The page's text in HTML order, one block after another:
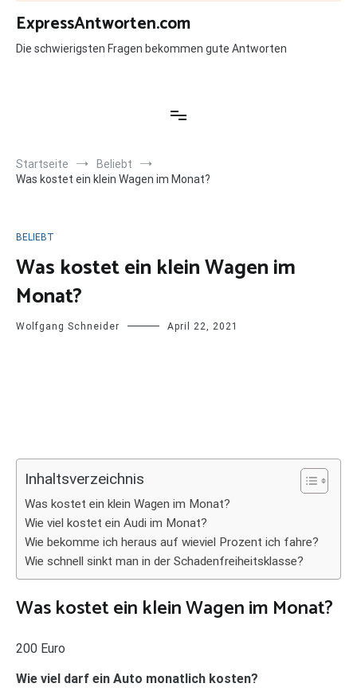
Zum
Inhalt
springen
ExpressAntworten.com
Die schwierigsten Fragen bekommen gute Antworten
Startseite
Beliebt
Was kostet ein klein Wagen im Monat?
BELIEBT
Was kostet ein klein Wagen im
Monat?
Wolfgang Schneider April 22, 2021
Inhaltsverzeichnis
Was kostet ein klein Wagen im Monat?
Wie viel kostet ein Audi im Monat?
Wie bekomme ich heraus auf wieviel Prozent ich fahre?
Wie schnell sinkt man in der Schadenfreiheitsklasse?
Was kostet ein klein Wagen im Monat?
200 Euro
Wie viel darf ein Auto monatlich kosten?